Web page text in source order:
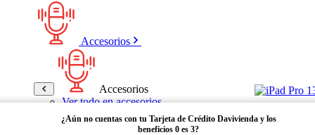
Accesorios
Accesorios
Ver todo en accesorios
Micrófonos
Bases
¿Aún no cuentas con tu Tarjeta de Crédito Davivienda y los
beneficios 0 es 3?